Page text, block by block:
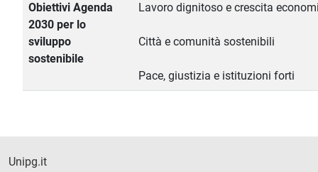
Obiettivi Agenda
2030 per lo
sviluppo
sostenibile
Lavoro dignitoso e crescita
Città e comunità sostenibili
Pace, giustizia e istituzioni forti
Unipg.it